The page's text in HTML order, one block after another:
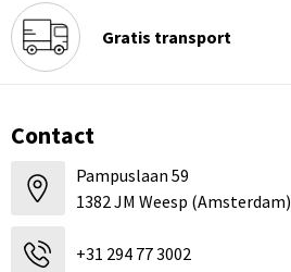
Gratis transport
Contact
Pampuslaan 59
1382 JM Weesp (Amsterdam)
+31 294 77 3002